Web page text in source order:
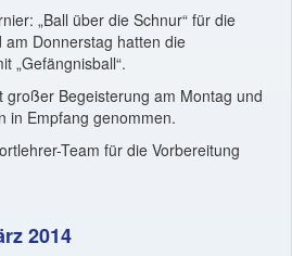
„Ball über die Schnur“ für die
Donnerstag hatten die
„Gefängnisball“.
großer Begeisterung am Montag und
in Empfang genommen.
Team für die Vorbereitung
2014